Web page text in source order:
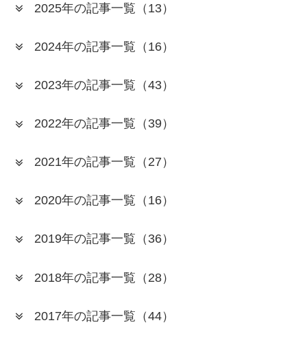
2025年の記事一覧 （13）
2024年の記事一覧 （16）
2023年の記事一覧 （43）
2022年の記事一覧 （39）
2021年の記事一覧 （27）
2020年の記事一覧 （16）
2019年の記事一覧 （36）
2018年の記事一覧 （28）
2017年の記事一覧 （44）